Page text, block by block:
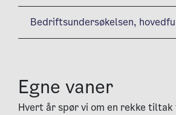
Bedriftsundersøkelsen,
Egne vaner
Hvert år spør vi om en rekke tiltak